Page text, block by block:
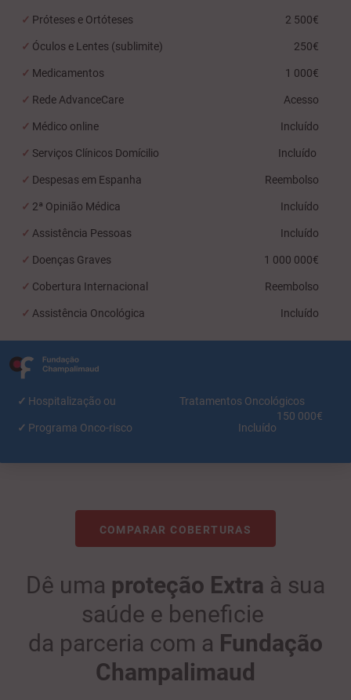
Próteses e Ortóteses 2 500€
Óculos e Lentes (sublimite) 250€
Medicamentos 1 000€
Rede AdvanceCare Acesso
Médico online Incluído
Serviços Clínicos Domícilio Incluído
Despesas em Espanha Reembolso
2ª Opinião Médica Incluído
Assistência Pessoas Incluído
Doenças Graves 1 000 000€
Cobertura Internacional Reembolso
Assistência Oncológica Incluído
Hospitalização ou Tratamentos Oncológicos
150 000€
Programa Onco-risco
Incluído
COMPARAR COBERTURAS
Dê uma proteção Extra à sua
saúde e beneficie
da parceria com a Fundação
Champalimaud